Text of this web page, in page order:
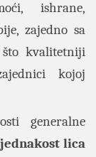
ishrane,
zajedno sa
kvalitetniji
kojoj
generalne
lica